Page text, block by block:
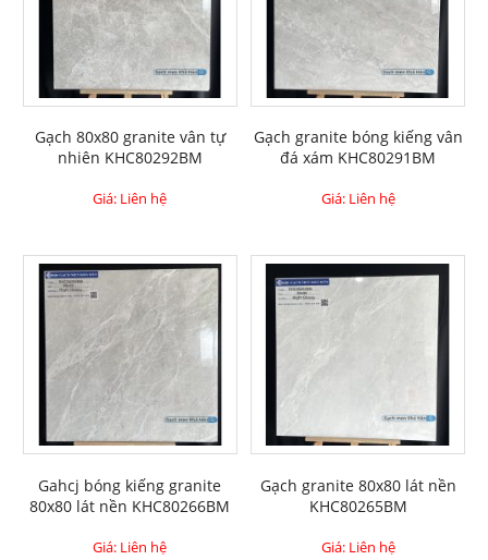
Gạch 80x80 granite vân tự
nhiên KHC80292BM
Giá: Liên hệ
Gạch granite bóng kiếng vân
đá xám KHC80291BM
Giá: Liên hệ
Gahcj bóng kiếng granite
80x80 lát nền KHC80266BM
Giá: Liên hệ
Gạch granite 80x80 lát nền
KHC80265BM
Giá: Liên hệ